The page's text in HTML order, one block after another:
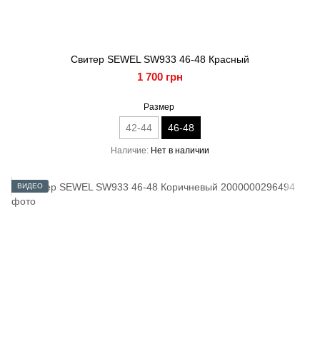
Свитер SEWEL SW933 46-48 Красный
1 700 грн
Размер
42-44 46-48
Наличие Нет в наличии
ВИДЕО